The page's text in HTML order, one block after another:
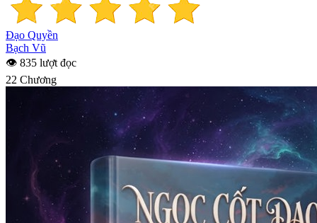
Đạo Quyền
Bạch Vũ
👁 835 lượt đọc
22 Chương